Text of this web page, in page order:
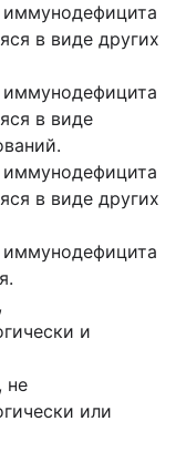
иммунодефицита
в виде других
иммунодефицита
в виде
иммунодефицита
в виде других
иммунодефицита
и
не
или